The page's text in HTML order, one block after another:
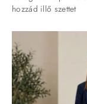
hozzád illő szettet